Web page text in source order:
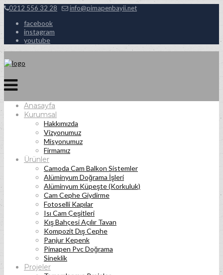
0212 556 32 28 info@pimapenbayii.net
facebook
instagram
youtube
Anasayfa
Kurumsal
Hakkımızda
Vizyonumuz
Misyonumuz
Firmamız
Ürünler
Camoda Cam Balkon Sistemler
Alüminyum Doğrama İşleri
Alüminyum Küpeşte (Korkuluk)
Cam Cephe Giydirme
Fotoselli Kapılar
Isı Cam Çeşitleri
Kış Bahçesi Açılır Tavan
Kompozit Dış Cephe
Panjur Kepenk
Pimapen Pvc Doğrama
Sineklik
Projeler